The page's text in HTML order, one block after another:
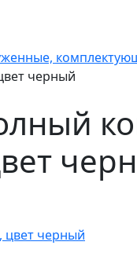
черный